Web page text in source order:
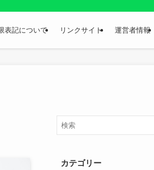
す。
表記について リンクサイト 運営者情報
カテゴリー